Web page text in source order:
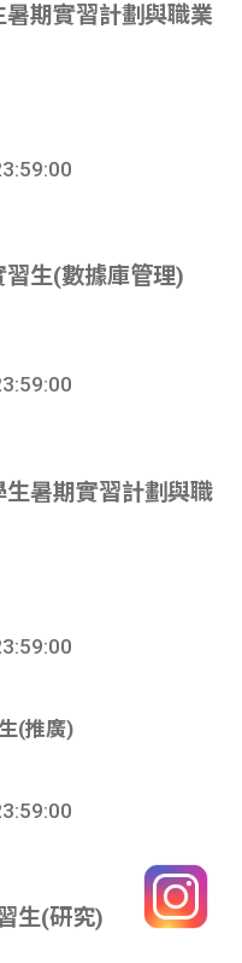
期實習計劃與職業
生(數據庫管理)
暑期實習計劃與職
(推廣)
生(研究)